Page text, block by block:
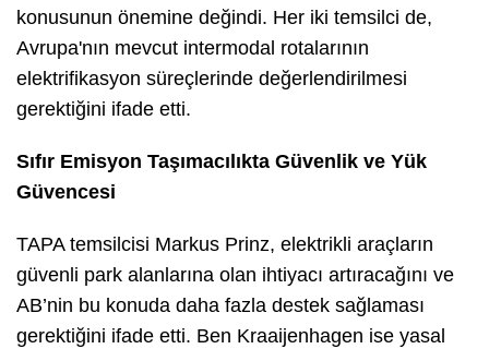
konusunun önemine değindi. Her iki temsilci de,
Avrupa'nın mevcut intermodal rotalarının
elektrifikasyon süreçlerinde değerlendirilmesi
gerektiğini ifade etti.
Sıfır Emisyon Taşımacılıkta Güvenlik ve Yük
Güvencesi
TAPA temsilcisi Markus Prinz, elektrikli araçların
güvenli park alanlarına olan ihtiyacı artıracağını ve
AB’nin bu konuda daha fazla destek sağlaması
gerektiğini ifade etti. Ben Kraaijenhagen ise yasal